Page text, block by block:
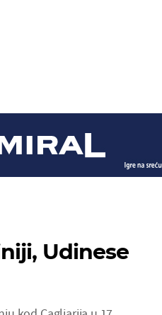
Udinese